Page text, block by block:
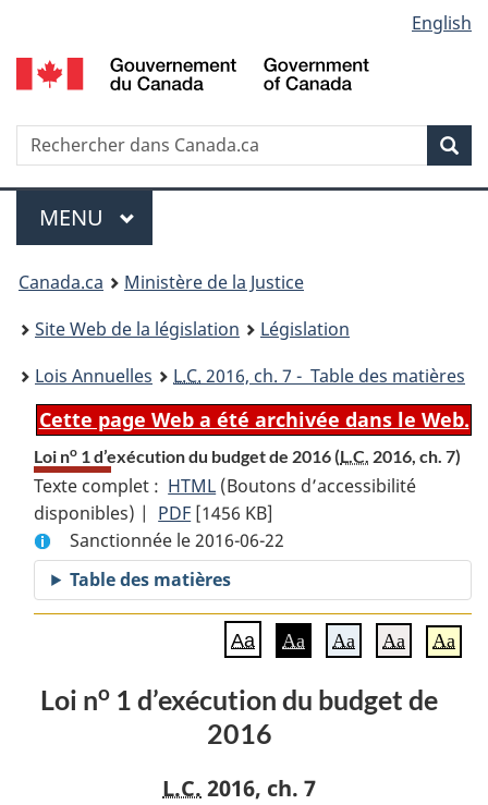
au
contenu
propos
de
la
HTML
simplifiée
selection
English
Recherche
Menu
MENU PRINCIPAL
You
are
here:
Canada.ca
Ministère de la Justice
Site Web de la législation
Législation
Lois Annuelles
L.C. 2016, ch. 7 - Table des matières
Cette page Web a été archivée dans le Web.
Loi no 1 d’exécution du budget de 2016 (L.C. 2016, ch. 7)
Texte complet : HTML Texte
complet
:
Loi
no
1
d’exécution
budget
de
(Boutons d’accessibilité
disponibles) | PDF Texte
complet
:
Loi
no
du
budget
2016
[1456 KB]
Sanctionnée le 2016-06-22
Table des matières
Aa Aa Aa Aa Aa
Loi no 1 d’exécution du budget de
2016
L.C. 2016, ch. 7